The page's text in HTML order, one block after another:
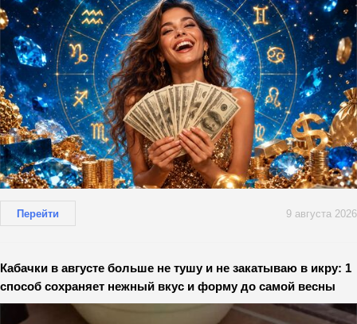
Перейти 9 августа 2026
Кабачки в августе больше не тушу и не закатываю в икру: 1
способ сохраняет нежный вкус и форму до самой весны